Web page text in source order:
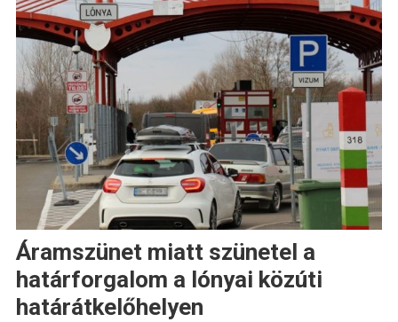
Áramszünet miatt szünetel a
határforgalom a lónyai közúti
határátkelőhelyen